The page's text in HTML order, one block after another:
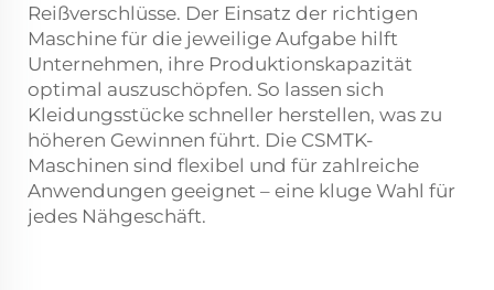
Reißverschlüsse. Der Einsatz der richtigen
Maschine für die jeweilige Aufgabe hilft
Unternehmen, ihre Produktionskapazität
optimal auszuschöpfen. So lassen sich
Kleidungsstücke schneller herstellen, was zu
höheren Gewinnen führt. Die CSMTK-
Maschinen sind flexibel und für zahlreiche
Anwendungen geeignet – eine kluge Wahl für
jedes Nähgeschäft.